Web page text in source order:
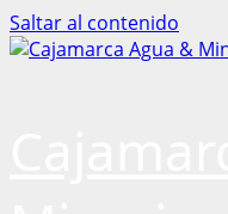
Saltar al contenido